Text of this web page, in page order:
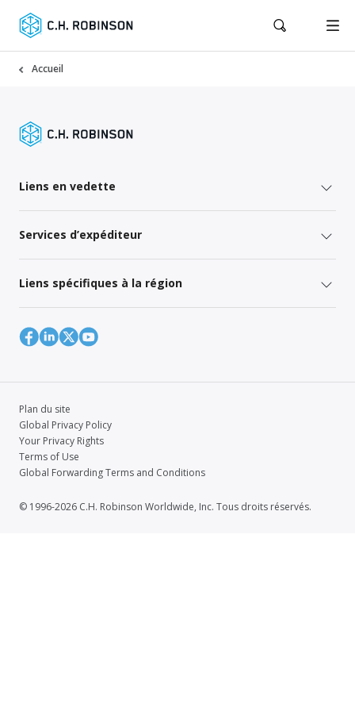
Accueil
Liens en vedette
Services d’expéditeur
Liens spécifiques à la région
Plan du site
Global Privacy Policy
Your Privacy Rights
Terms of Use
Global Forwarding Terms and Conditions
© 1996-2026 C.H. Robinson Worldwide, Inc. Tous droits réservés.